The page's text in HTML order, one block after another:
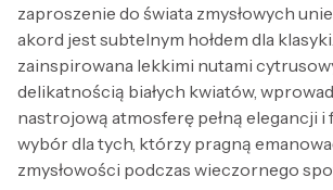
zaproszenie do świata zmysłowych
akord jest subtelnym hołdem dla
zainspirowana lekkimi nutami
delikatnością białych kwiatów,
nastrojową atmosferę pełną elegancji i
wybór dla tych, którzy pragną
zmysłowości podczas wieczornego